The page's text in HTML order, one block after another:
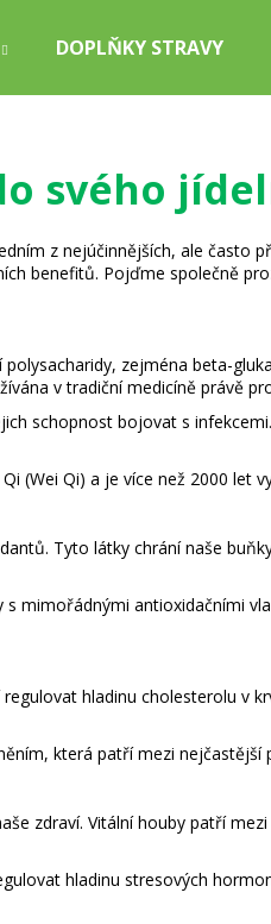
DOPLŇKY STRAVY
svého
z nejúčinnějších, ale často
benefitů. Pojďme společně
zejména beta-
v tradiční medicíně právě
schopnost bojovat s
(Wei Qi) a je více než 2000 let
Tyto látky chrání naše
mimořádnými antioxidačními
hladinu cholesterolu v
která patří mezi
zdraví. Vitální houby patří
hladinu stresových